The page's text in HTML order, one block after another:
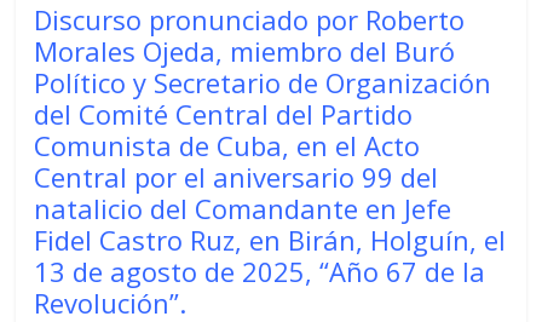
Discurso pronunciado por Roberto
Morales Ojeda, miembro del Buró
Político y Secretario de Organización
del Comité Central del Partido
Comunista de Cuba, en el Acto
Central por el aniversario 99 del
natalicio del Comandante en Jefe
Fidel Castro Ruz, en Birán, Holguín, el
13 de agosto de 2025, “Año 67 de la
Revolución”.